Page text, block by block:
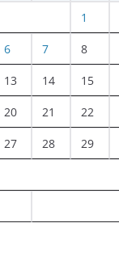
1
6 7 8
13 14 15
20 21 22
27 28 29